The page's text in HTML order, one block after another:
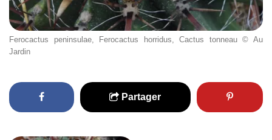
Ferocactus peninsulae, Ferocactus horridus, Cactus tonneau © Au
Jardin
Partager